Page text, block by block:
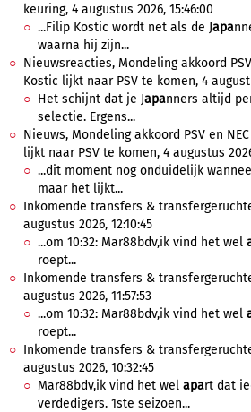
keuring, 4 augustus 2026, 15:46:00
...Filip Kostic wordt net als de Japa
waarna hij zijn...
Nieuwsreacties, Mondeling akkoord
Kostic lijkt naar PSV te komen, 4
Het schijnt dat je Japanners altijd
selectie. Ergens...
Nieuws, Mondeling akkoord PSV en
lijkt naar PSV te komen, 4 augustus
...dit moment nog onduidelijk
maar het lijkt...
Inkomende transfers &
augustus 2026, 12:10:45
...om 10:32: Mar88bdv,ik vind het wel
roept...
Inkomende transfers &
augustus 2026, 11:57:53
...om 10:32: Mar88bdv,ik vind het wel
roept...
Inkomende transfers &
augustus 2026, 10:32:45
Mar88bdv,ik vind het wel apart dat
verdedigers. 1ste seizoen...